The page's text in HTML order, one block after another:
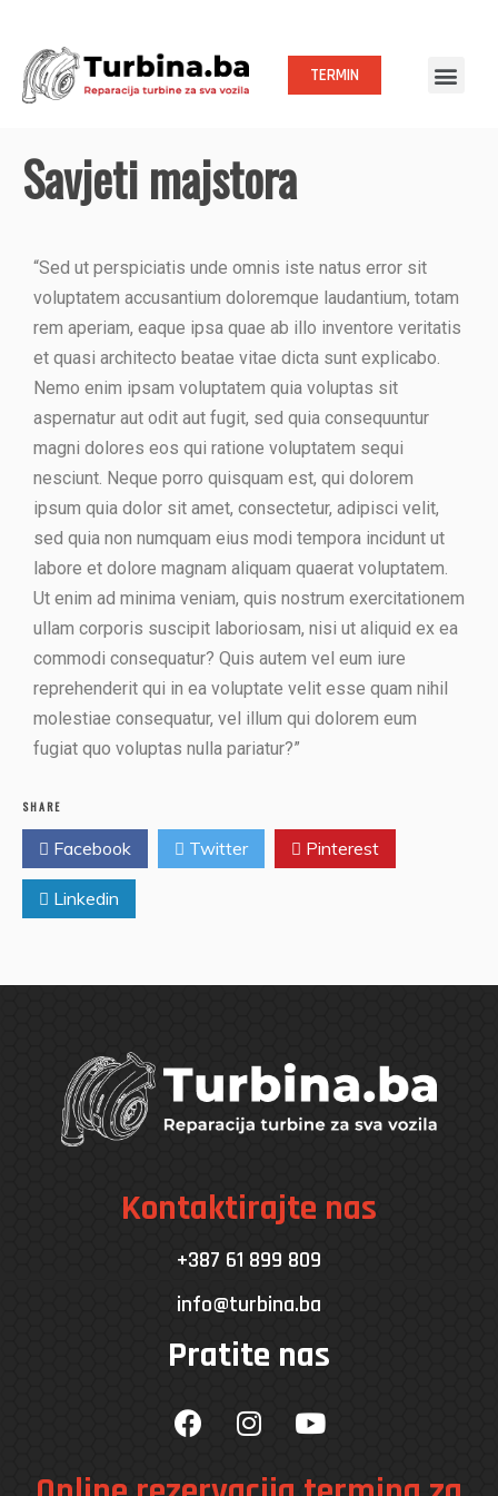
TERMIN
Savjeti majstora
“Sed ut perspiciatis unde omnis iste natus error sit
voluptatem accusantium doloremque laudantium, totam
rem aperiam, eaque ipsa quae ab illo inventore veritatis
et quasi architecto beatae vitae dicta sunt explicabo.
Nemo enim ipsam voluptatem quia voluptas sit
aspernatur aut odit aut fugit, sed quia consequuntur
magni dolores eos qui ratione voluptatem sequi
nesciunt. Neque porro quisquam est, qui dolorem
ipsum quia dolor sit amet, consectetur, adipisci velit,
sed quia non numquam eius modi tempora incidunt ut
labore et dolore magnam aliquam quaerat voluptatem.
Ut enim ad minima veniam, quis nostrum exercitationem
ullam corporis suscipit laboriosam, nisi ut aliquid ex ea
commodi consequatur? Quis autem vel eum iure
reprehenderit qui in ea voluptate velit esse quam nihil
molestiae consequatur, vel illum qui dolorem eum
fugiat quo voluptas nulla pariatur?”
SHARE
Facebook Twitter Pinterest
Linkedin
Kontaktirajte nas
+387 61 899 809
info@turbina.ba
Pratite nas